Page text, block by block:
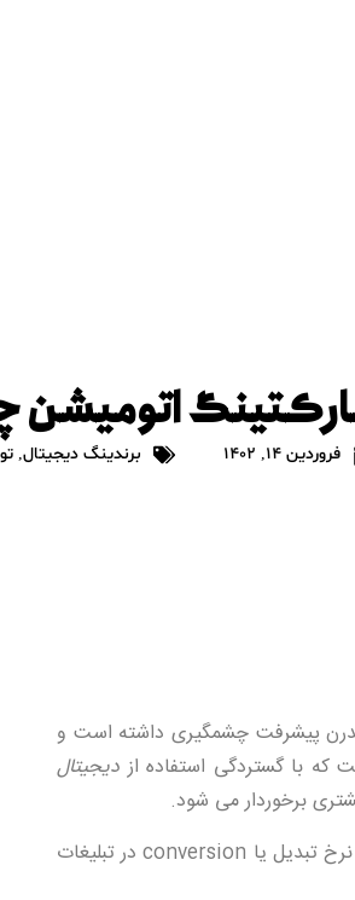
فروردین 14, 1402 برندینگ دیجیتال,
مدرن پیشرفت چشمگیری داشته است و
با گستردگی استفاده از دیجیتال
برخوردار می شود.
بیشتر می شود این موضوع به خودی خود باعث کاهش نرخ تبدیل یا conversion در تبلیغات